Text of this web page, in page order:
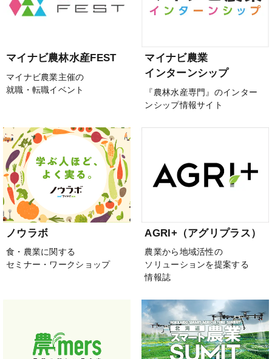
マイナビ農林水産FEST
マイナビ農業主催の
就職・転職イベント
マイナビ農業
インターンシップ
『農林水産専門』のインター
ンシップ情報サイト
ノウラボ
食・農業に関する
セミナー・ワークショップ
AGRI+（アグリプラス）
農業から地域活性の
ソリューションを提案する
情報誌